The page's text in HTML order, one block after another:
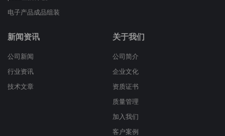
电子产品成品组装
新闻资讯
公司新闻
行业资讯
技术文章
关于我们
公司简介
企业文化
资质证书
质量管理
加入我们
客户案例